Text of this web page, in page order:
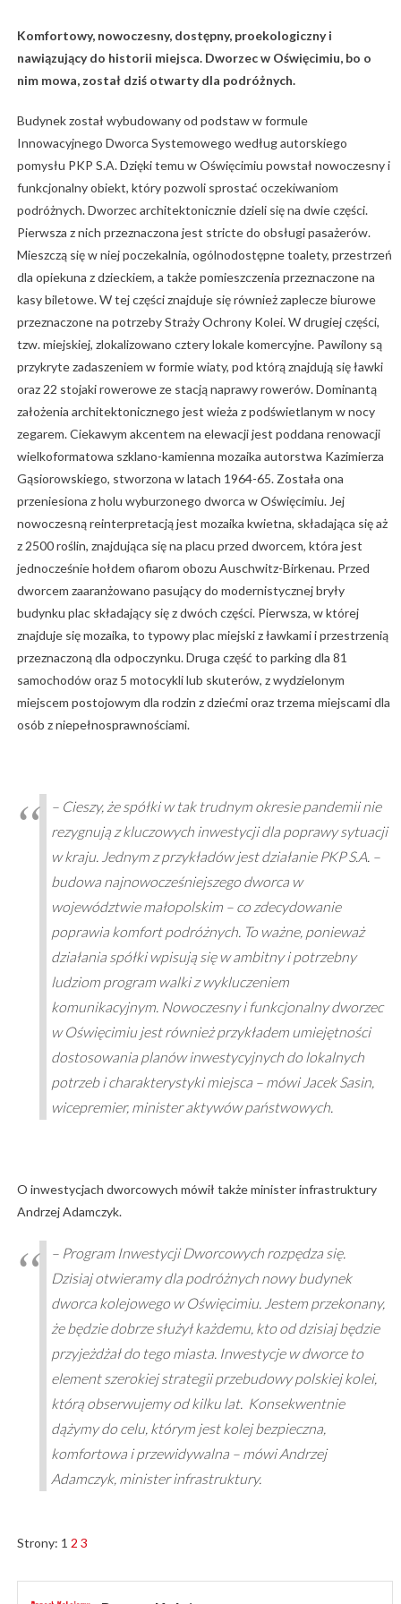
Komfortowy, nowoczesny, dostępny, proekologiczny i
nawiązujący do historii miejsca. Dworzec w Oświęcimiu, bo o
nim mowa, został dziś otwarty dla podróżnych.
Budynek został wybudowany od podstaw w formule
Innowacyjnego Dworca Systemowego według autorskiego
pomysłu PKP S.A. Dzięki temu w Oświęcimiu powstał nowoczesny i
funkcjonalny obiekt, który pozwoli sprostać oczekiwaniom
podróżnych. Dworzec architektonicznie dzieli się na dwie części.
Pierwsza z nich przeznaczona jest stricte do obsługi pasażerów.
Mieszczą się w niej poczekalnia, ogólnodostępne toalety, przestrzeń
dla opiekuna z dzieckiem, a także pomieszczenia przeznaczone na
kasy biletowe. W tej części znajduje się również zaplecze biurowe
przeznaczone na potrzeby Straży Ochrony Kolei. W drugiej części,
tzw. miejskiej, zlokalizowano cztery lokale komercyjne. Pawilony są
przykryte zadaszeniem w formie wiaty, pod którą znajdują się ławki
oraz 22 stojaki rowerowe ze stacją naprawy rowerów. Dominantą
założenia architektonicznego jest wieża z podświetlanym w nocy
zegarem. Ciekawym akcentem na elewacji jest poddana renowacji
wielkoformatowa szklano-kamienna mozaika autorstwa Kazimierza
Gąsiorowskiego, stworzona w latach 1964-65. Została ona
przeniesiona z holu wyburzonego dworca w Oświęcimiu. Jej
nowoczesną reinterpretacją jest mozaika kwietna, składająca się aż
z 2500 roślin, znajdująca się na placu przed dworcem, która jest
jednocześnie hołdem ofiarom obozu Auschwitz-Birkenau. Przed
dworcem zaaranżowano pasujący do modernistycznej bryły
budynku plac składający się z dwóch części. Pierwsza, w której
znajduje się mozaika, to typowy plac miejski z ławkami i przestrzenią
przeznaczoną dla odpoczynku. Druga część to parking dla 81
samochodów oraz 5 motocykli lub skuterów, z wydzielonym
miejscem postojowym dla rodzin z dziećmi oraz trzema miejscami dla
osób z niepełnosprawnościami.
– Cieszy, że spółki w tak trudnym okresie pandemii nie
rezygnują z kluczowych inwestycji dla poprawy sytuacji
w kraju. Jednym z przykładów jest działanie PKP S.A. –
budowa najnowocześniejszego dworca w
województwie małopolskim – co zdecydowanie
poprawia komfort podróżnych. To ważne, ponieważ
działania spółki wpisują się w ambitny i potrzebny
ludziom program walki z wykluczeniem
komunikacyjnym. Nowoczesny i funkcjonalny dworzec
w Oświęcimiu jest również przykładem umiejętności
dostosowania planów inwestycyjnych do lokalnych
potrzeb i charakterystyki miejsca – mówi Jacek Sasin,
wicepremier, minister aktywów państwowych.
O inwestycjach dworcowych mówił także minister infrastruktury
Andrzej Adamczyk.
– Program Inwestycji Dworcowych rozpędza się.
Dzisiaj otwieramy dla podróżnych nowy budynek
dworca kolejowego w Oświęcimiu. Jestem przekonany,
że będzie dobrze służył każdemu, kto od dzisiaj będzie
przyjeżdżał do tego miasta. Inwestycje w dworce to
element szerokiej strategii przebudowy polskiej kolei,
którą obserwujemy od kilku lat. Konsekwentnie
dążymy do celu, którym jest kolej bezpieczna,
komfortowa i przewidywalna – mówi Andrzej
Adamczyk, minister infrastruktury.
Strony: 1 2 3